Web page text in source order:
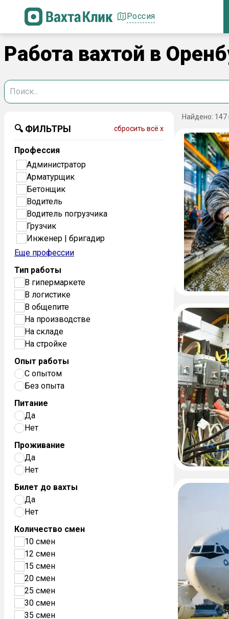
Россия
Работа вахтой в
🔍 ФИЛЬТРЫ сбросить всё x
Профессия
Администратор
Арматурщик
Бетонщик
Водитель
Водитель погрузчика
Грузчик
Инженер | бригадир
Еще профессии
Тип работы
В гипермаркете
В логистике
В общепите
На производстве
На складе
На стройке
Опыт работы
С опытом
Без опыта
Питание
Да
Нет
Проживание
Да
Нет
Билет до вахты
Да
Нет
Количество смен
10 смен
12 смен
15 смен
20 смен
25 смен
30 смен
35 смен
Найдено: 147